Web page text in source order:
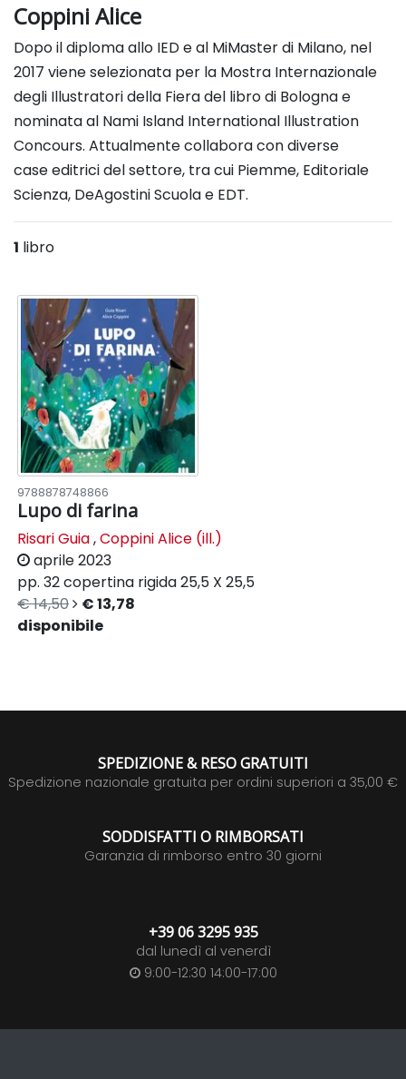
Coppini Alice
Dopo il diploma allo IED e al MiMaster di Milano, nel
2017 viene selezionata per la Mostra Internazionale
degli Illustratori della Fiera del libro di Bologna e
nominata al Nami Island International Illustration
Concours. Attualmente collabora con diverse
caseeditrici del settore, tra cui Piemme, Editoriale
Scienza, DeAgostini Scuola e EDT.
1 libro
9788878748866
Lupo di farina
Risari Guia,Coppini Alice (ill.)
aprile 2023
pp. 32copertina rigida25,5 X 25,5
€ 14,50
€ 13,78
disponibile
SPEDIZIONE & RESO GRATUITI
Spedizione nazionale gratuita per ordini superiori a 35,00 €
SODDISFATTI O RIMBORSATI
Garanzia di rimborso entro 30 giorni
+39 06 3295 935
dal lunedì al venerdì
9:00-12:30 14:00-17:00